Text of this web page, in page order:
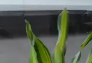
4条评论